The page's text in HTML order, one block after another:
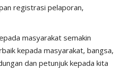
registrasi pelaporan,
masyarakat semakin
kepada masyarakat, bangsa,
dan petunjuk kepada kita